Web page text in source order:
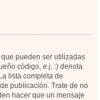
pueden ser utilizadas
código, e.j. :) denota
lista completa de
publicación. Trate de no
hacer que un mensaje